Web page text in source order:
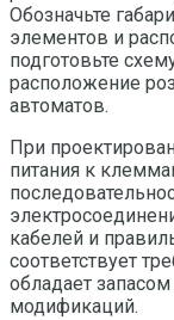
Обозначьте
элементов и
подготовьте
расположение
автоматов.
При
питания к
кабелей и
соответствует
обладает
модификаций.